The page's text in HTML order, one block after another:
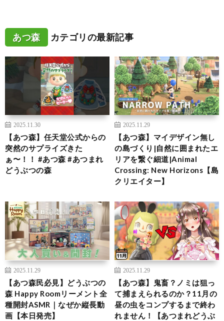
あつ森 カテゴリの最新記事
2025.11.30
【あつ森】任天堂公式からの
突然のサプライズきた
ぁ〜！！ #あつ森 #あつまれ
どうぶつの森
2025.11.29
【あつ森】マイデザイン無し
の島づくり|自然に囲まれたエ
リアを繋ぐ細道|Animal
Crossing: New Horizons【島
クリエイター】
2025.11.29
【あつ森民必見】どうぶつの
森 Happy Roomリーメント全
種開封ASMR｜なぜか縦長動
画【本日発売】
2025.11.29
【あつ森】鬼畜？ノミは狙っ
て捕まえられるのか？11月の
昼の虫をコンプするまで終わ
れません！【あつまれどうぶ